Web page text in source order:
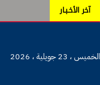
آخر الأخـبـار
الخميس ، 23 جويلية ، 2026